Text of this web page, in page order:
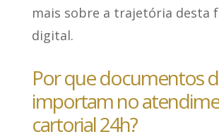
mais sobre a trajetória desta
digital.
Por que documentos
importam no
cartorial 24h?